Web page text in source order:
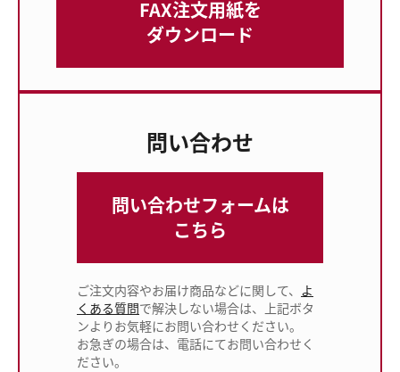
FAX注文用紙を
ダウンロード
問い合わせ
問い合わせフォームは
こちら
ご注文内容やお届け商品などに関して、 よ
くある質問で解決しない場合は、上記ボタ
ンよりお気軽にお問い合わせください。
お急ぎの場合は、電話にてお問い合わせく
ださい。